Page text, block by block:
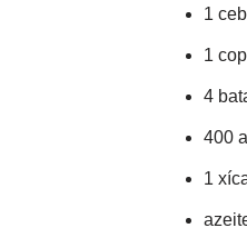
1
1
4
400
1